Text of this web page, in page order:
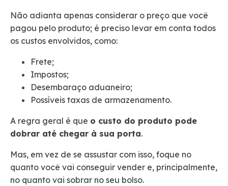
Não adianta apenas considerar o preço que você
pagou pelo produto; é preciso levar em conta todos
os custos envolvidos, como:
Frete;
Impostos;
Desembaraço aduaneiro;
Possíveis taxas de armazenamento.
A regra geral é que o custo do produto pode
dobrar até chegar à sua porta.
Mas, em vez de se assustar com isso, foque no
quanto você vai conseguir vender e, principalmente,
no quanto vai sobrar no seu bolso.